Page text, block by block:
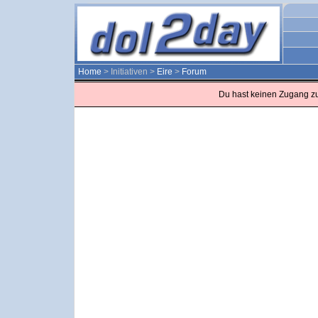
Home > Initiativen > Eire > Forum
Du hast keinen Zugang